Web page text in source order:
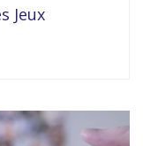
Jeux